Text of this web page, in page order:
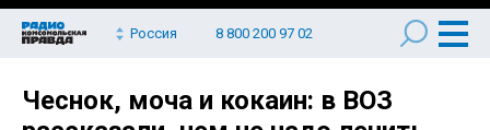
Россия 8 800 200 97 02
Чеснок, моча и кокаин: в ВОЗ